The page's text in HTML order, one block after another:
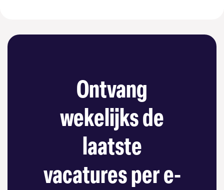
Ontvang
wekelijks de
laatste
vacatures per e-